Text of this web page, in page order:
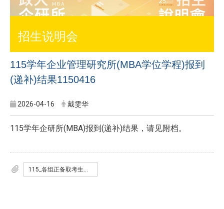
招生说明会
115学年企业管理研究所(MBA学位学程)报到
(递补)结果1150416
2026-04-16 戴雯华
115学年企研所(MBA)报到(递补)结果，请见附档。